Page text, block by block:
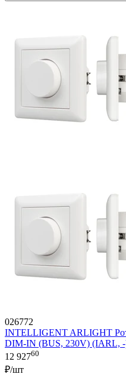
026772
INTELLIGENT ARLIGHT
DIM-IN (BUS, 230V) (IARL,
12 92760
₽/шт